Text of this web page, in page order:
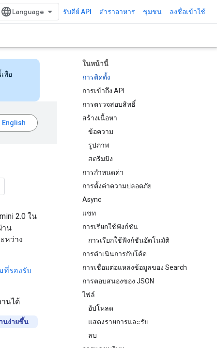
รับคีย์ API ตำราอาหาร ชุมชน ลงชื่อเข้าใช้
ในหน้านี้
การติดตั้ง
การเข้าถึง API
การตรวจสอบสิทธิ์
สร้างเนื้อหา
ข้อความ
รูปภาพ
สตรีมมิง
การกำหนดค่า
การตั้งค่าความปลอดภัย
Async
แชท
การเรียกใช้ฟังก์ชัน
การเรียกใช้ฟังก์ชันอัตโนมัติ
การดำเนินการกับโค้ด
การเชื่อมต่อแหล่งข้อมูลของ Search
การตอบสนองของ JSON
ไฟล์
อัปโหลด
แสดงรายการและรับ
ลบ
พื่อ
2.0 ใน
าน
หว่าง
ที่รองรับ
นได้
นง่ายขึ้น